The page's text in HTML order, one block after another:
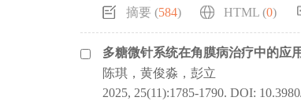
摘要 (584) HTML (0)
多糖微针系统在角膜病治疗中的应
陈琪，黄俊淼，彭立
2025, 25(11):1785-1790. DOI: